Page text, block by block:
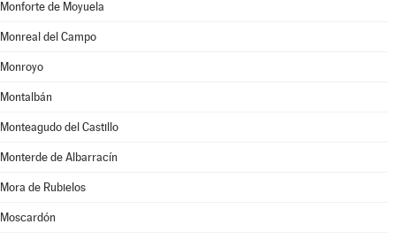
Monforte de Moyuela
Monreal del Campo
Monroyo
Montalbán
Monteagudo del Castillo
Monterde de Albarracín
Mora de Rubielos
Moscardón